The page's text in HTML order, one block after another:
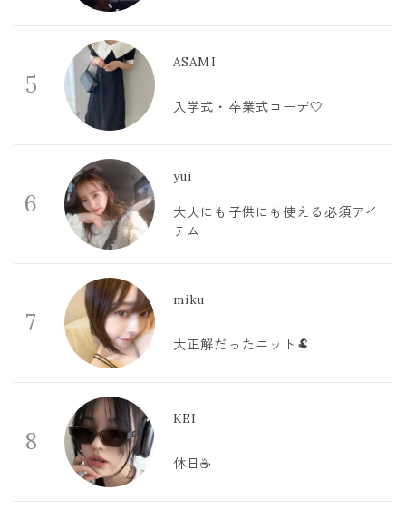
5
ASAMI
入学式・卒業式コーデ🤍
6
yui
大人にも子供にも使える必須アイ
テム
7
miku
大正解だったニット🐏
8
KEI
休日☕️